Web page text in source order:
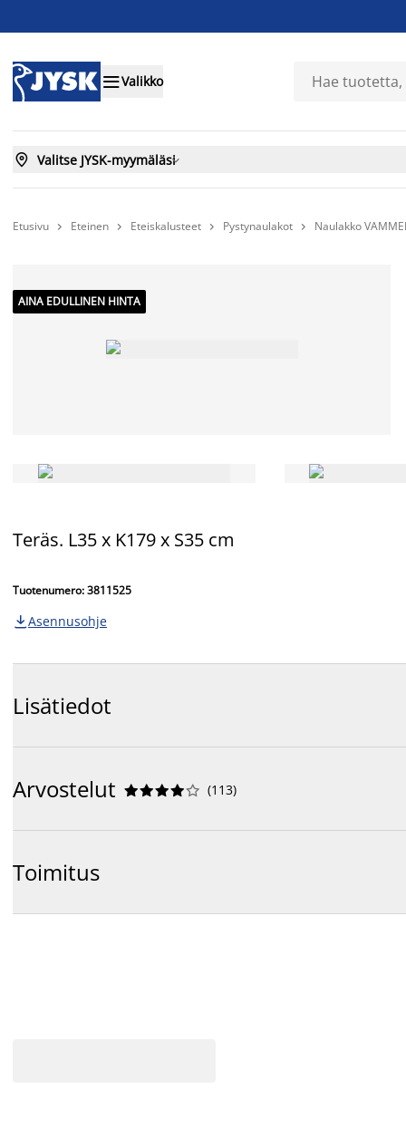
Valikko
 Valitse JYSK-myymäläsi
Etusivu  Eteinen  Eteiskalusteet  Pystynaulakot  Naulakko
AINA EDULLINEN HINTA
Teräs. L35 x K179 x S35 cm
Tuotenumero: 3811525
 Asennusohje
Lisätiedot
Arvostelut 




 (113)
Toimitus